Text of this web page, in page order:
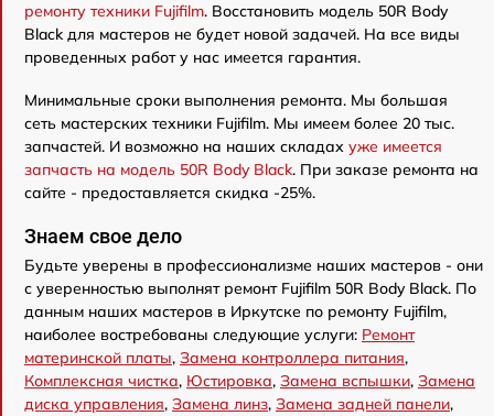
ремонту техники Fujifilm. Восстановить модель 50R Body
Black для мастеров не будет новой задачей. На все виды
проведенных работ у нас имеется гарантия.
Минимальные сроки выполнения ремонта. Мы большая
сеть мастерских техники Fujifilm. Мы имеем более 20 тыс.
запчастей. И возможно на наших складах уже имеется
запчасть на модель 50R Body Black. При заказе ремонта на
сайте - предоставляется скидка -25%.
Знаем свое дело
Будьте уверены в профессионализме наших мастеров - они
с уверенностью выполнят ремонт Fujifilm 50R Body Black. По
данным наших мастеров в Иркутске по ремонту Fujifilm,
наиболее востребованы следующие услуги: Ремонт
материнской платы, Замена контроллера питания,
Комплексная чистка, Юстировка, Замена вспышки, Замена
диска управления, Замена линз, Замена задней панели,